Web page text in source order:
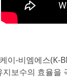
이-비엠에스(K-
지보수의 효율을